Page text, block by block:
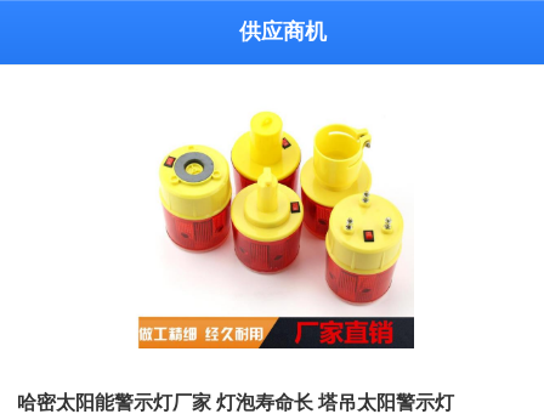
供应商机
哈密太阳能警示灯厂家 灯泡寿命长 塔吊太阳警示灯